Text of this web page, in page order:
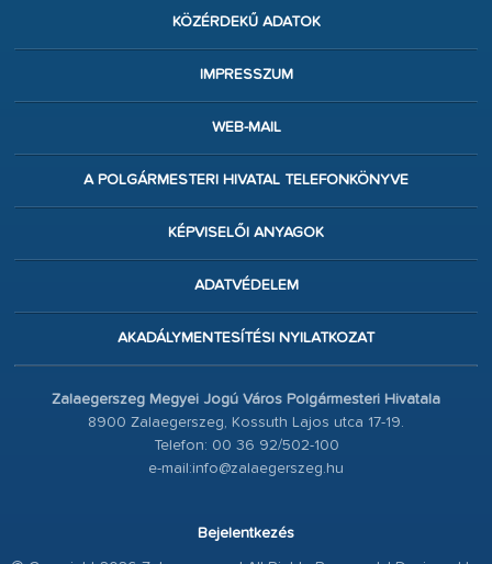
KÖZÉRDEKŰ ADATOK
IMPRESSZUM
WEB-MAIL
A POLGÁRMESTERI HIVATAL TELEFONKÖNYVE
KÉPVISELŐI ANYAGOK
ADATVÉDELEM
AKADÁLYMENTESÍTÉSI NYILATKOZAT
Zalaegerszeg Megyei Jogú Város Polgármesteri Hivatala
8900 Zalaegerszeg, Kossuth Lajos utca 17-19.
Telefon: 00 36 92/502-100
e-mail:info@zalaegerszeg.hu
Bejelentkezés